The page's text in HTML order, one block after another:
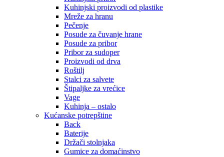
Kuhinjski proizvodi od plastike
Mreže za hranu
Pečenje
Posude za čuvanje hrane
Posude za pribor
Pribor za sudoper
Proizvodi od drva
Roštilj
Stalci za salvete
Štipaljke za vrećice
Vage
Kuhinja – ostalo
Kućanske potrepštine
Back
Baterije
Držači stolnjaka
Gumice za domaćinstvo